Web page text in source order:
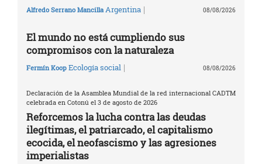
Alfredo Serrano Mancilla Argentina | 08/08/2026
El mundo no está cumpliendo sus
compromisos con la naturaleza
Fermín Koop Ecología social | 08/08/2026
Declaración de la Asamblea Mundial de la red internacional CADTM
celebrada en Cotonú el 3 de agosto de 2026
Reforcemos la lucha contra las deudas
ilegítimas, el patriarcado, el capitalismo
ecocida, el neofascismo y las agresiones
imperialistas